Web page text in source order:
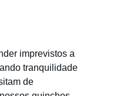
imprevistos a
tranquilidade
de